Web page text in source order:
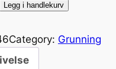
Legg i handlekurv
Category: Grunning